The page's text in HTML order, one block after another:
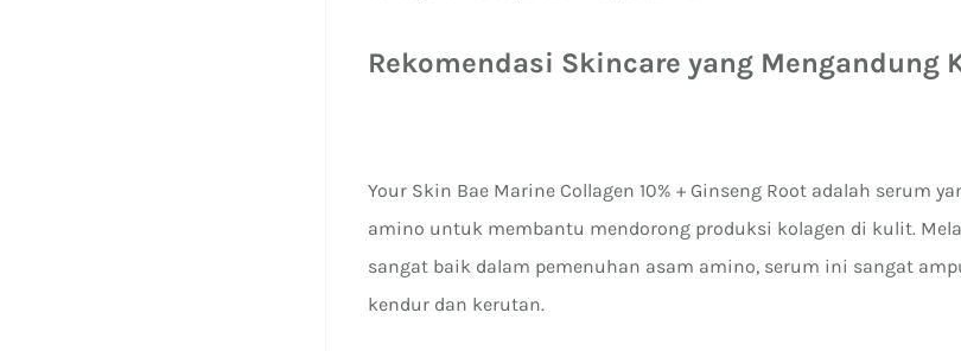
Rekomendasi Skincare yang Mengandung
Your Skin Bae Marine Collagen 10% + Ginseng Root adalah serum
amino untuk membantu mendorong produksi kolagen di kulit.
sangat baik dalam pemenuhan asam amino, serum ini sangat
kendur dan kerutan.